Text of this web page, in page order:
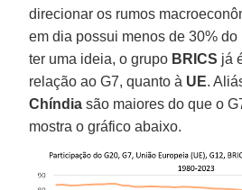
direcionar os rumos
em dia possui menos de 30%
ter uma ideia, o grupo BRICS já
relação ao G7, quanto à UE.
Chíndia são maiores do que o
mostra o gráfico abaixo.